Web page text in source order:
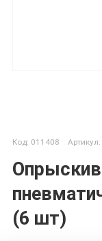
Код: 011408 Артикул:
(6 шт)